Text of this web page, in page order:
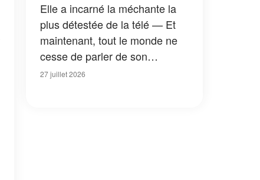
Elle a incarné la méchante la
plus détestée de la télé — Et
maintenant, tout le monde ne
cesse de parler de son
apparition dans la nouvelle
27 juillet 2026